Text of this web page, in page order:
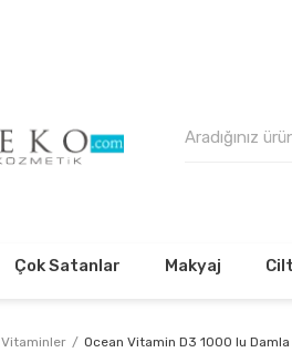
Çok Satanlar Makyaj
Vitaminler Ocean Vitamin D3 1000 Iu Damla